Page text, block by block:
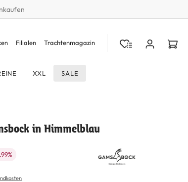
Filialen Trachtenmagazin
XXL SALE
in Himmelblau